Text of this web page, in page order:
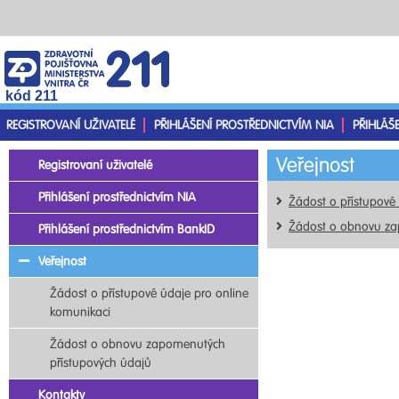
kód 211
REGISTROVANÍ UŽIVATELÉ
PŘIHLÁŠENÍ PROSTŘEDNICTVÍM NIA
Veřejnost
Žádost o
Žádost o obnovu
Registrovaní uživatelé
Přihlášení prostřednictvím NIA
Přihlášení prostřednictvím BankID
Veřejnost
Žádost o přístupové údaje pro online
komunikaci
Žádost o obnovu zapomenutých
přístupových údajů
Kontakty